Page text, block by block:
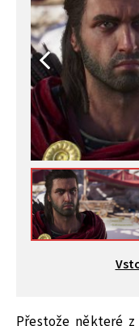
Přestože některé